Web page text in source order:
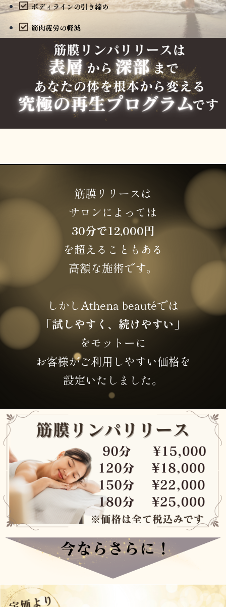
ボディラインの引き締め
筋肉疲労の軽減
筋膜リリースは
サロンによっては
30分で12,000円
を超えることもある
高額な施術です。
しかしAthena beautéでは
「試しやすく、続けやすい」
をモットーに
お客様がご利用しやすい価格を
設定いたしました。